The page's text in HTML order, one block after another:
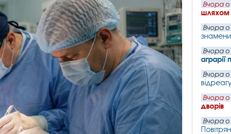
Вчора о
шляхом
Вчора о
Вчора о
Вчора о
Вчора о
дворів
Вчора о